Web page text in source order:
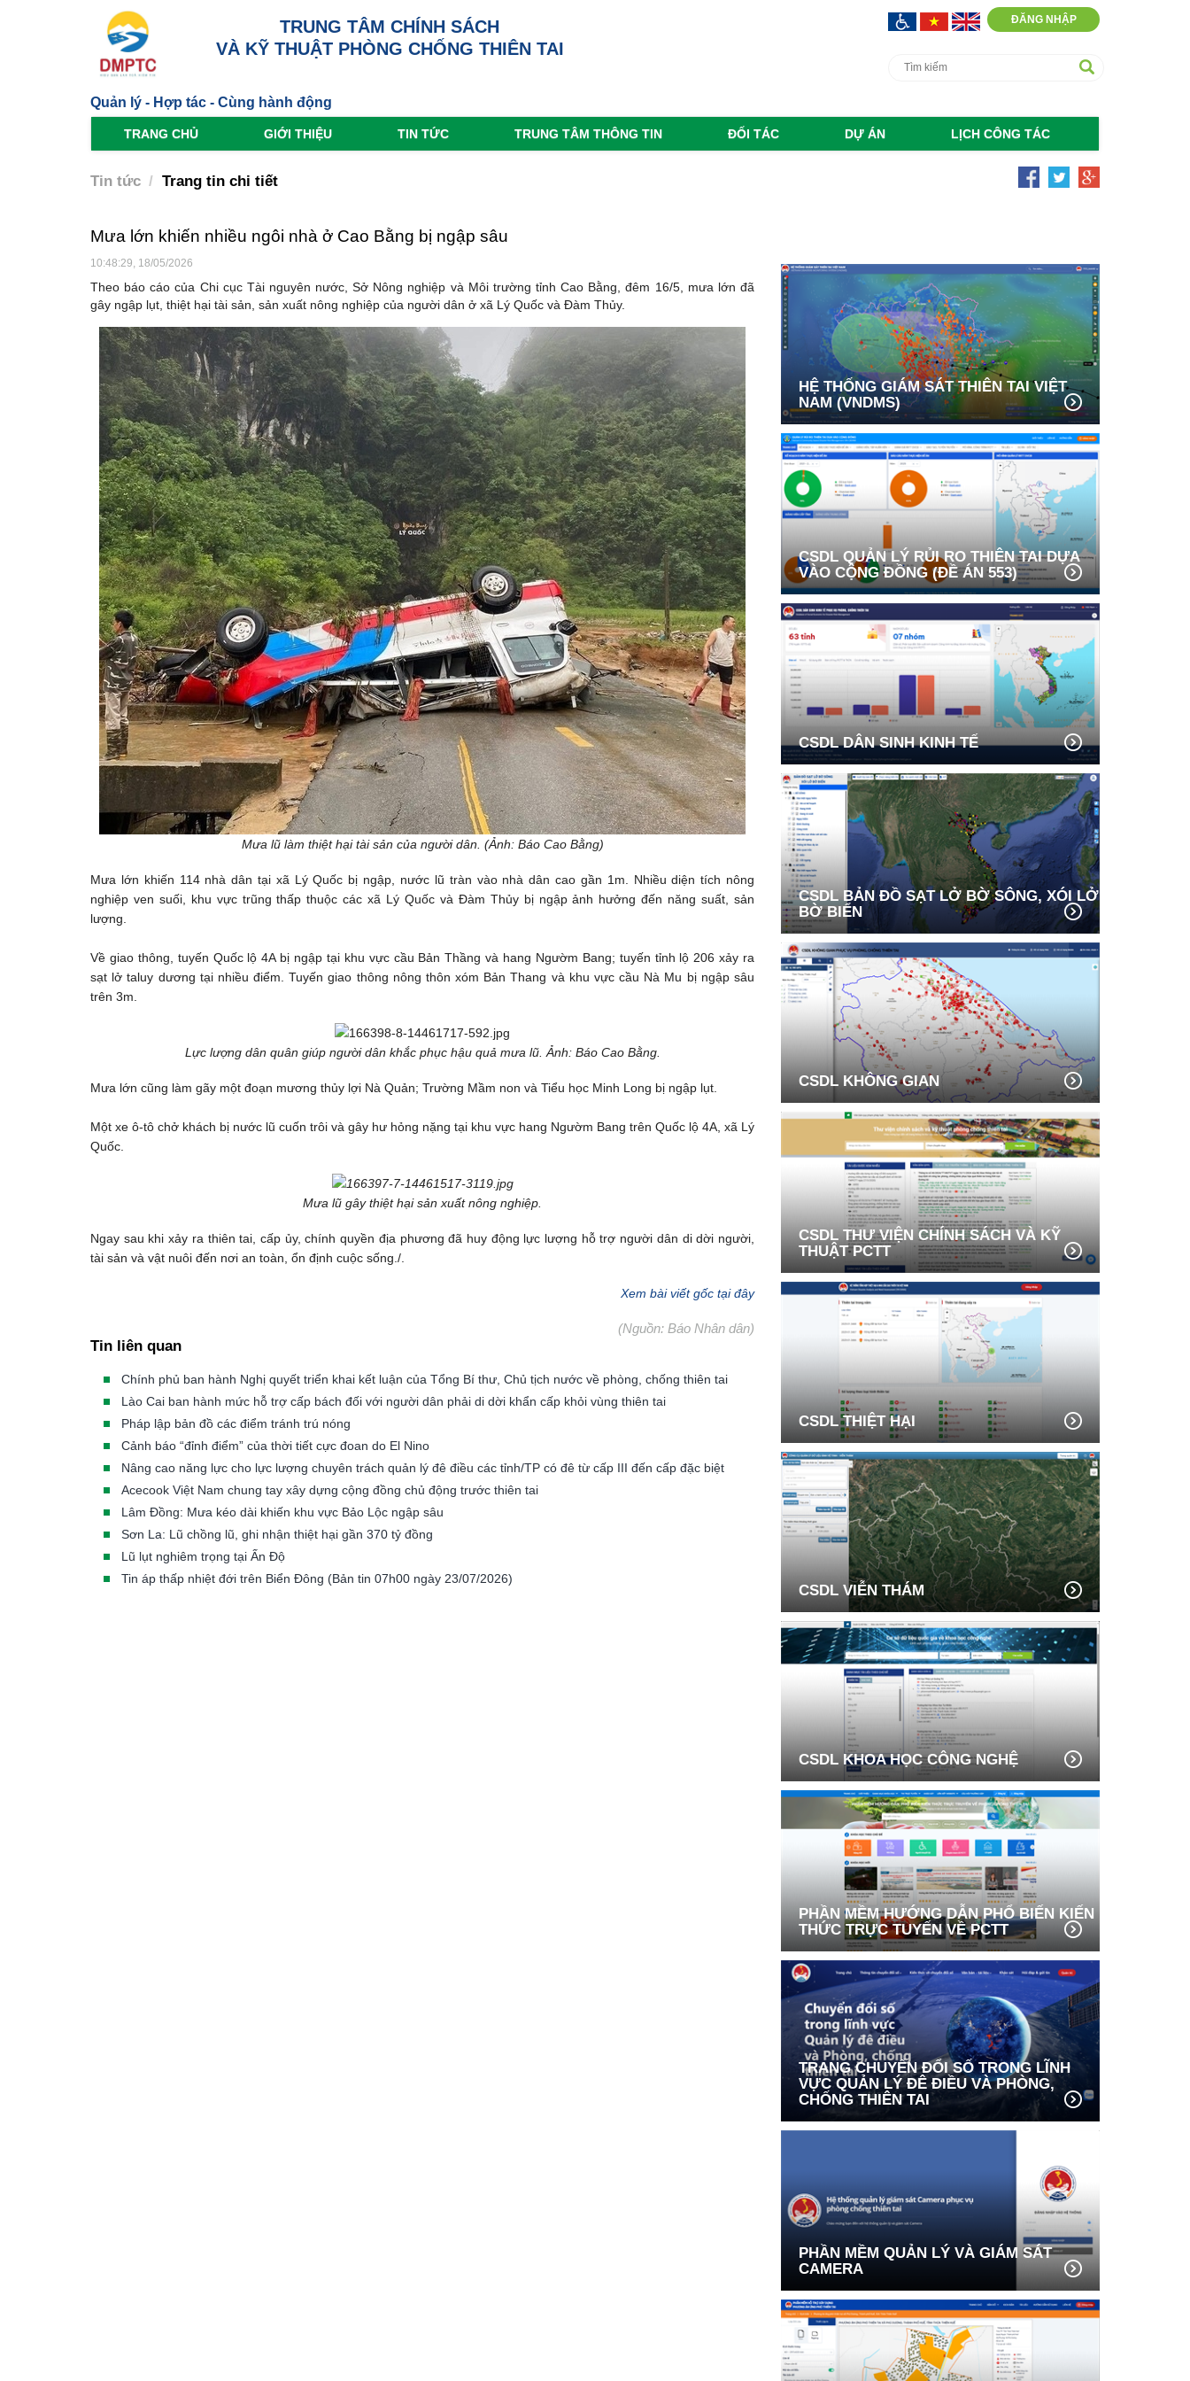
TRUNG TÂM CHÍNH SÁCH
VÀ KỸ THUẬT PHÒNG CHỐNG THIÊN TAI
ĐĂNG NHẬP
Quản lý - Hợp tác - Cùng hành động
TRANG CHỦ GIỚI THIỆU TIN TỨC TRUNG TÂM THÔNG TIN ĐỐI TÁC DỰ ÁN LỊCH CÔNG TÁC
Tin tức Trang tin chi tiết
Mưa lớn khiến nhiều ngôi nhà ở Cao Bằng bị ngập sâu
10:48:29, 18/05/2026
Theo báo cáo của Chi cục Tài nguyên nước, Sở Nông nghiệp và Môi trường tỉnh Cao Bằng, đêm 16/5, mưa lớn đã
gây ngập lụt, thiệt hại tài sản, sản xuất nông nghiệp của người dân ở xã Lý Quốc và Đàm Thủy.
Mưa lũ làm thiệt hại tài sản của người dân. (Ảnh: Báo Cao Bằng)
Mưa lớn khiến 114 nhà dân tại xã Lý Quốc bị ngập, nước lũ tràn vào nhà dân cao gần 1m. Nhiều diện tích nông
nghiệp ven suối, khu vực trũng thấp thuộc các xã Lý Quốc và Đàm Thủy bị ngập ảnh hưởng đến năng suất, sản
lượng.
Về giao thông, tuyến Quốc lộ 4A bị ngập tại khu vực cầu Bản Thầng và hang Ngườm Bang; tuyến tỉnh lộ 206 xảy ra
sạt lở taluy dương tại nhiều điểm. Tuyến giao thông nông thôn xóm Bản Thang và khu vực cầu Nà Mu bị ngập sâu
trên 3m.
Lực lượng dân quân giúp người dân khắc phục hậu quả mưa lũ. Ảnh: Báo Cao Bằng.
Mưa lớn cũng làm gãy một đoạn mương thủy lợi Nà Quản; Trường Mầm non và Tiểu học Minh Long bị ngập lụt.
Một xe ô-tô chở khách bị nước lũ cuốn trôi và gây hư hỏng nặng tại khu vực hang Ngườm Bang trên Quốc lộ 4A, xã Lý
Quốc.
Mưa lũ gây thiệt hại sản xuất nông nghiệp.
Ngay sau khi xảy ra thiên tai, cấp ủy, chính quyền địa phương đã huy động lực lượng hỗ trợ người dân di dời người,
tài sản và vật nuôi đến nơi an toàn, ổn định cuộc sống./.
Xem bài viết gốc tại đây
(Nguồn: Báo Nhân dân)
Tin liên quan
Chính phủ ban hành Nghị quyết triển khai kết luận của Tổng Bí thư, Chủ tịch nước về phòng, chống thiên tai
Lào Cai ban hành mức hỗ trợ cấp bách đối với người dân phải di dời khẩn cấp khỏi vùng thiên tai
Pháp lập bản đồ các điểm tránh trú nóng
Cảnh báo “đỉnh điểm” của thời tiết cực đoan do El Nino
Nâng cao năng lực cho lực lượng chuyên trách quản lý đê điều các tỉnh/TP có đê từ cấp III đến cấp đặc biệt
Acecook Việt Nam chung tay xây dựng cộng đồng chủ động trước thiên tai
Lâm Đồng: Mưa kéo dài khiến khu vực Bảo Lộc ngập sâu
Sơn La: Lũ chồng lũ, ghi nhận thiệt hại gần 370 tỷ đồng
Lũ lụt nghiêm trọng tại Ấn Độ
Tin áp thấp nhiệt đới trên Biển Đông (Bản tin 07h00 ngày 23/07/2026)
HỆ THỐNG GIÁM SÁT THIÊN TAI VIỆT
NAM (VNDMS)
CSDL QUẢN LÝ RỦI RO THIÊN TAI DỰA
VÀO CỘNG ĐỒNG (ĐỀ ÁN 553)
CSDL DÂN SINH KINH TẾ
CSDL BẢN ĐỒ SẠT LỞ BỜ SÔNG, XÓI LỞ
BỜ BIỂN
CSDL KHÔNG GIAN
CSDL THƯ VIỆN CHÍNH SÁCH VÀ KỸ
THUẬT PCTT
CSDL THIỆT HẠI
CSDL VIỄN THÁM
CSDL KHOA HỌC CÔNG NGHỆ
PHẦN MỀM HƯỚNG DẪN PHỔ BIẾN KIẾN
THỨC TRỰC TUYẾN VỀ PCTT
TRANG CHUYỂN ĐỔI SỐ TRONG LĨNH
VỰC QUẢN LÝ ĐÊ ĐIỀU VÀ PHÒNG,
CHỐNG THIÊN TAI
PHẦN MỀM QUẢN LÝ VÀ GIÁM SÁT
CAMERA